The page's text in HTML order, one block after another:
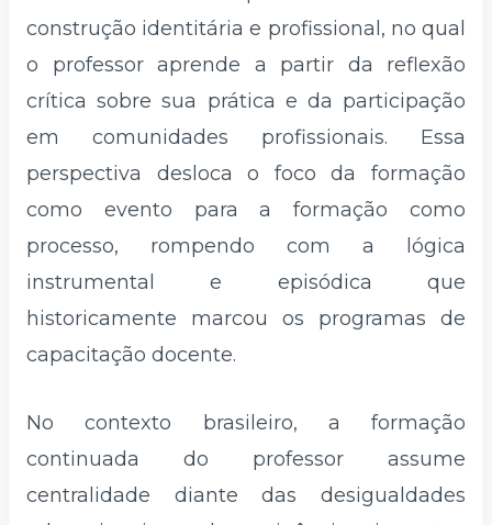
construção identitária e profissional, no qual
o professor aprende a partir da reflexão
crítica sobre sua prática e da participação
em comunidades profissionais. Essa
perspectiva desloca o foco da formação
como evento para a formação como
processo, rompendo com a lógica
instrumental e episódica que
historicamente marcou os programas de
capacitação docente.
No contexto brasileiro, a formação
continuada do professor assume
centralidade diante das desigualdades